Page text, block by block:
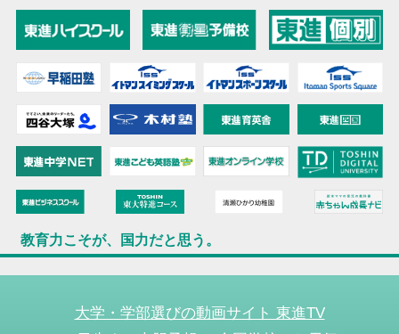
教育力こそが、国力だと思う。
大学・学部選びの動画サイト 東進TV